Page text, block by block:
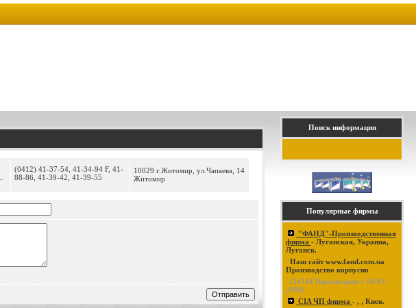
(0412) 41-37-54, 41-34-94 F, 41-
88-86, 41-39-42, 41-39-55
10029 г.Житомир, ул.Чапаева, 14
Житомир
Поиск информации
Популярные фирмы
"ФАНД"-Производственная
фирма - Луганская, Украина,
Луганск.
Наш сайт www.fand.com.ua
Производство корпусно
(24344 Просмотров с 10-03-
2008)
CIA ЧП фирма - , , Киев.